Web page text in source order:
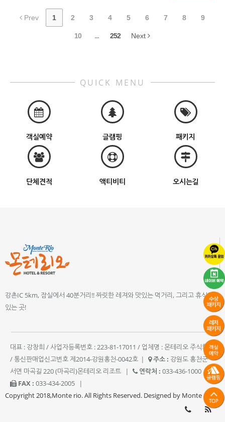
Prev 1 2 3 4 5 6 7 8 9
10 ... 252 Next
QUICK MENU
객실예약 글램핑 패키지
단체견적 액티비티 오시는길
강촌IC 5km, 잠실에서 40분거리!! 짜릿한 레져와 맛있는 먹거리, 그리고 휴식이
있는 곳!
대표 : 강창희 / 사업자등록번호 : 223-81-17011 / 업체명 : 몬테리오 주식회사
/ 통신판매업신고번호 제2014-강원홍천-0042호 | 주소 : 강원도 홍천군
서면 마곡길 220 (마곡리)몬테리오 리조트
| 연락처 : 033-436-1000
|
FAX : 033-434-2005
|
Copyright 2018,Monte rio. All Rights Reserved. Designed by Monte rio.